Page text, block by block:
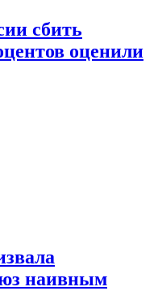
сбить
оценили
наивным